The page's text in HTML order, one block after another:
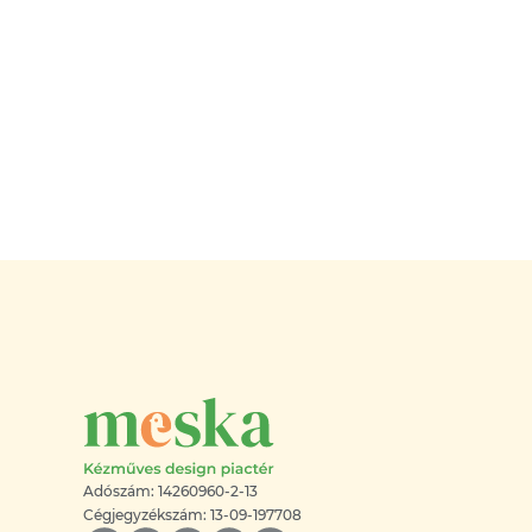
Adószám: 14260960-2-13
Cégjegyzékszám: 13-09-197708